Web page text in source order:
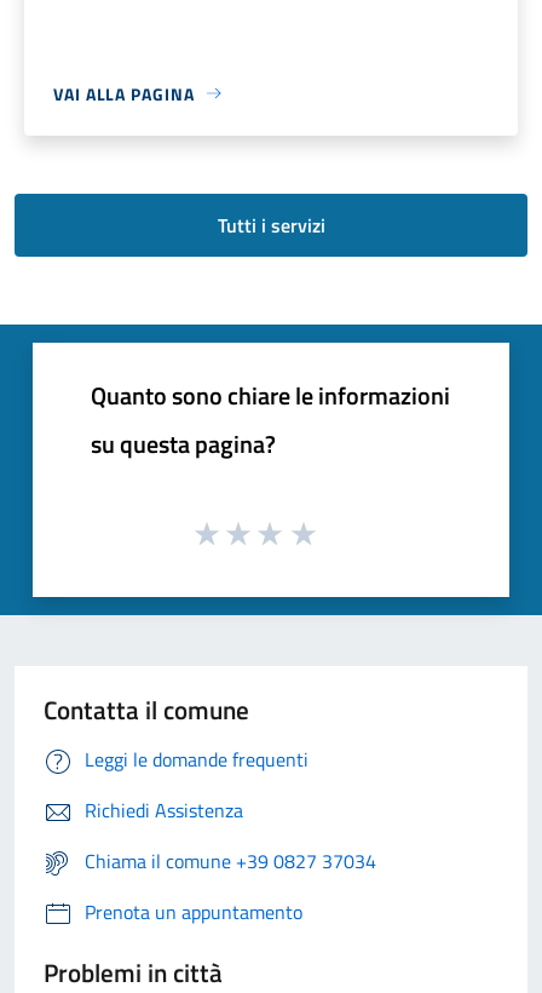
VAI ALLA PAGINA
Tutti i servizi
Quanto sono chiare le informazioni
su questa pagina?
Contatta il comune
Leggi le domande frequenti
Richiedi Assistenza
Chiama il comune +39 0827 37034
Prenota un appuntamento
Problemi in città